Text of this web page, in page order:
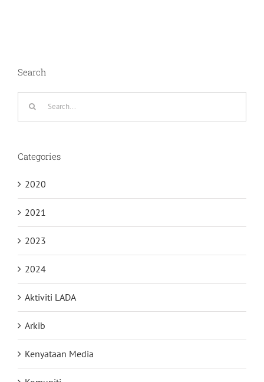
Search
Categories
2020
2021
2023
2024
Aktiviti LADA
Arkib
Kenyataan Media